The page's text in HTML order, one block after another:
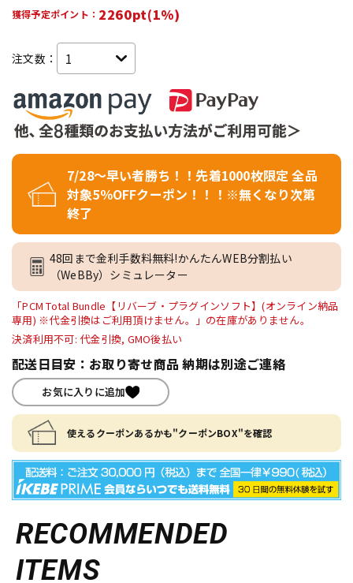
獲得予定ポイント： 2260pt(1%)
注文数：
7/28～早い者勝ち！！先着1000枚限定 全品
対象5％OFFクーポン！！！※無くなり次第
終了
48回まで金利手数料無料!かんたんWEB分割払い
（WeBBy）シミュレーター
「PCM Total Bundle【リバーブ・プラグインソフト】(オンライン納品
専用) ※代金引換はご利用頂けません。」の在庫がありません。
決済利用不可: 代金引換, GMO後払い
配送日目安：お取り寄せ商品 納期は別途ご連絡
お気に入りに追加
使えるクーポンあるかも"クーポンBOX"を確認
RECOMMENDED
ITEMS